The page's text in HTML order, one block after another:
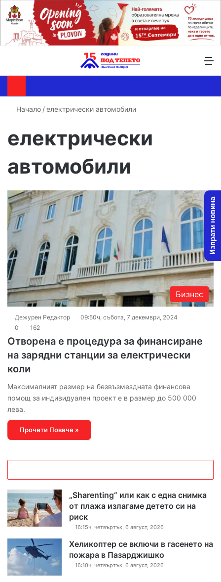
Начало /електрически автомобили
електрически
автомобили
Бизнес
Дежурен Редактор
09:50ч, събота, 7 декември, 2024
0
162
Отворена е процедура за финансиране
на зарядни станции за електрически
коли
Максималният размер на безвъзмездната финансова
помощ за индивидуален проект е в размер до 500 000
лева.
Прочети Повече »
„Sharenting“ или как с една снимка
от плажа излагаме детето си на
риск
16:15ч, четвъртък, 6 август, 2026
Хеликоптер се включи в гасенето на
пожара в Пазарджишко
16:10ч, четвъртък, 6 август, 2026
Изпрати новина